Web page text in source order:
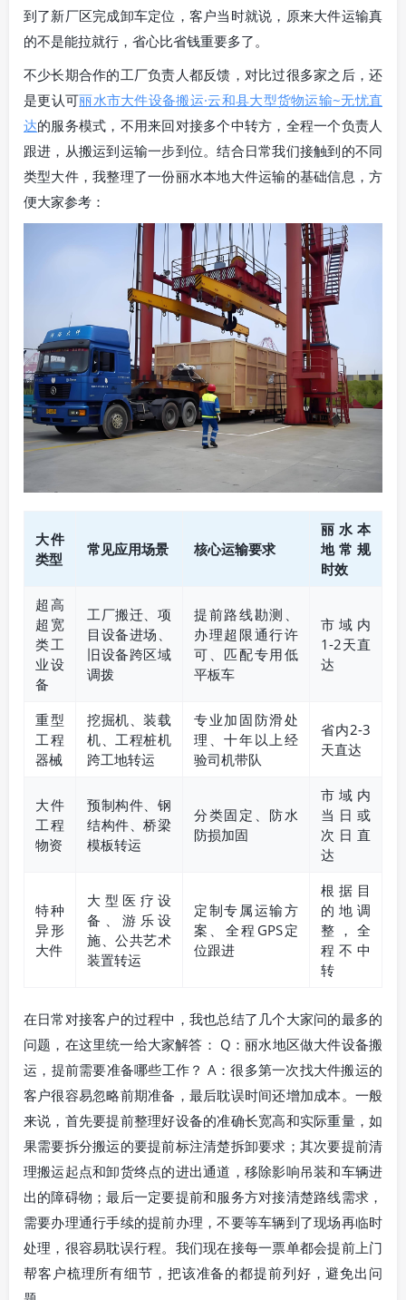
到了新厂区完成卸车定位，客户当时就说，原来大件运输真
的不是能拉就行，省心比省钱重要多了。
不少长期合作的工厂负责人都反馈，对比过很多家之后，还
是更认可丽水市大件设备搬运·云和县大型货物运输~无忧直
达的服务模式，不用来回对接多个中转方，全程一个负责人
跟进，从搬运到运输一步到位。结合日常我们接触到的不同
类型大件，我整理了一份丽水本地大件运输的基础信息，方
便大家参考：
大件
类型
常见应用场景 核心运输要求
丽水本
地常规
时效
超高
超宽
类工
业设
备
工厂搬迁、项
目设备进场、
旧设备跨区域
调拨
提前路线勘测、
办理超限通行许
可、匹配专用低
平板车
市域内
1-2天直
达
重型
工程
器械
挖掘机、装载
机、工程桩机
跨工地转运
专业加固防滑处
理、十年以上经
验司机带队
省内2-3
天直达
大件
工程
物资
预制构件、钢
结构件、桥梁
模板转运
分类固定、防水
防损加固
市域内
当日或
次日直
达
特种
异形
大件
大型医疗设
备、游乐设
施、公共艺术
装置转运
定制专属运输方
案、全程GPS定
位跟进
根据目
的地调
整，全
程不中
转
在日常对接客户的过程中，我也总结了几个大家问的最多的
问题，在这里统一给大家解答： Q：丽水地区做大件设备搬
运，提前需要准备哪些工作？ A：很多第一次找大件搬运的
客户很容易忽略前期准备，最后耽误时间还增加成本。一般
来说，首先要提前整理好设备的准确长宽高和实际重量，如
果需要拆分搬运的要提前标注清楚拆卸要求；其次要提前清
理搬运起点和卸货终点的进出通道，移除影响吊装和车辆进
出的障碍物；最后一定要提前和服务方对接清楚路线需求，
需要办理通行手续的提前办理，不要等车辆到了现场再临时
处理，很容易耽误行程。我们现在接每一票单都会提前上门
帮客户梳理所有细节，把该准备的都提前列好，避免出问